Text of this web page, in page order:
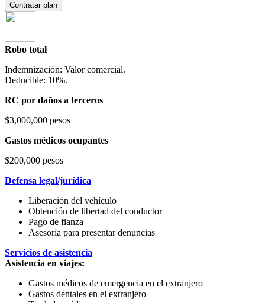
Contratar plan
Robo total
Indemnización: Valor comercial.
Deducible: 10%.
RC por daños a terceros
$3,000,000 pesos
Gastos médicos ocupantes
$200,000 pesos
Defensa legal/jurídica
Liberación del vehículo
Obtención de libertad del conductor
Pago de fianza
Asesoría para presentar denuncias
Servicios de asistencia
Asistencia en viajes:
Gastos médicos de emergencia en el extranjero
Gastos dentales en el extranjero